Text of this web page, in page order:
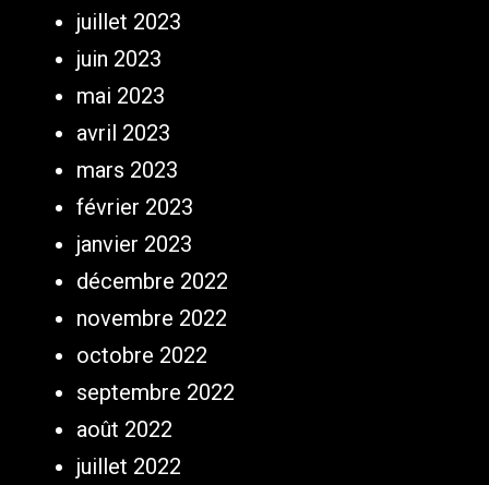
juillet 2023
juin 2023
mai 2023
avril 2023
mars 2023
février 2023
janvier 2023
décembre 2022
novembre 2022
octobre 2022
septembre 2022
août 2022
juillet 2022